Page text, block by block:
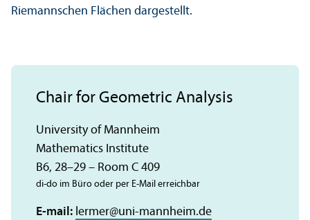
Riemannschen Flächen dargestellt.
Chair for Geometric Analysis
University of Mannheim
Mathematics Institute
B6, 28–29 – Room C 409
di-do im Büro oder per E-Mail erreichbar
E-mail: lermer@uni-mannheim.de